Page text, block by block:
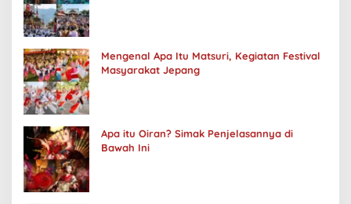
Mengenal Apa Itu Matsuri, Kegiatan Festival
Masyarakat Jepang
Apa itu Oiran? Simak Penjelasannya di
Bawah Ini